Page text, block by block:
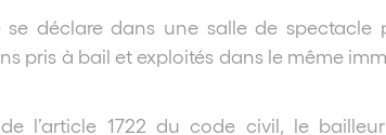
déclare dans une salle de spectacle
pris à bail et exploités dans le même
l’article 1722 du code civil, le